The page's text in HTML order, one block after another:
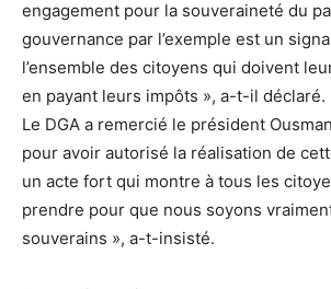
engagement pour la souveraineté du
gouvernance par l’exemple est un
l’ensemble des citoyens qui doivent
en payant leurs impôts », a-t-il déclaré.
Le DGA a remercié le président
pour avoir autorisé la réalisation de
un acte fort qui montre à tous les
prendre pour que nous soyons
souverains », a-t-insisté.